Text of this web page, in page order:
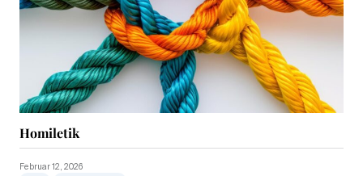
Homiletik
Februar 12, 2026